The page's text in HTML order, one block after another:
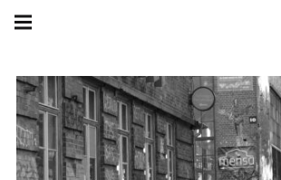
Springe
zum